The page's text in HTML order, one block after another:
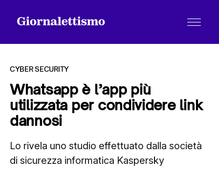
Tutti gli articoli
Chi siamo
CYBER SECURITY
Whatsapp è l’app più
utilizzata per condividere link
dannosi
Lo rivela uno studio effettuato dalla società
di sicurezza informatica Kaspersky